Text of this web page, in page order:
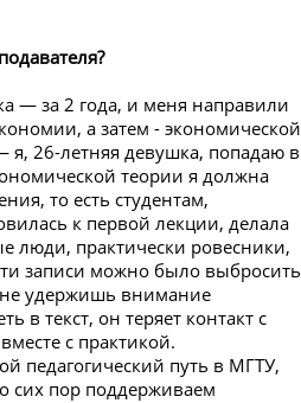
— за 2 года, и меня направили
а затем - экономической
26-летняя девушка, попадаю в
теории я должна
то есть студентам,
к первой лекции, делала
люди, практически ровесники,
записи можно было выбросить
не удержишь внимание
в текст, он теряет контакт с
с практикой.
педагогический путь в МГТУ,
сих пор поддерживаем